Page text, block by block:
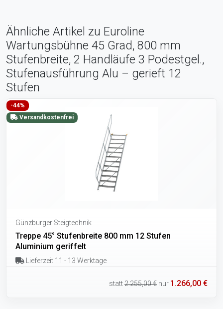
Ähnliche Artikel zu Euroline
Wartungsbühne 45 Grad, 800 mm
Stufenbreite, 2 Handläufe 3 Podestgel.,
Stufenausführung Alu – gerieft 12
Stufen
-44%
Versandkostenfrei
Günzburger Steigtechnik
Treppe 45° Stufenbreite 800 mm 12 Stufen
Aluminium geriffelt
Lieferzeit 11 - 13 Werktage
statt2.255,00 € nur 1.266,00 €